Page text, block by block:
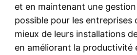
et en maintenant une
possible pour les entreprises
mieux de leurs installations
en améliorant la productivité